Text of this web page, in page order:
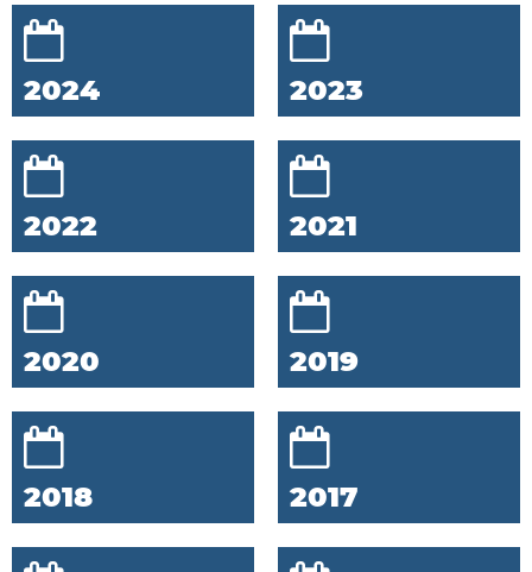
2024 2023
2022 2021
2020 2019
2018 2017